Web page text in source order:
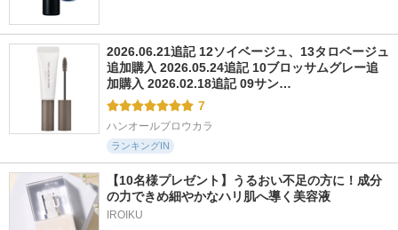
2026.06.21追記 12ソイベージュ、13タロベージュ
追加購入 2026.05.24追記 10ブロッサムグレー追
加購入 2026.02.18追記 09サン…
7
ハンオールブロウカラ
ランキングIN
【10名様プレゼント】うるおい不足の方に！成分
の力できめ細やかなハリ肌へ導く美容液
IROIKU